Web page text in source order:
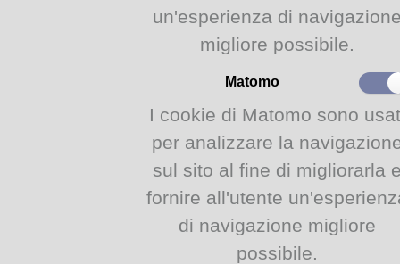
non
dell'adulto
Per questioni di spazio sarà
accompagnatore per minore.
Iniziativa inserita all'interno
del Comune di Parma.
info:
Civica Junior, Vicolo
tel. 0521.031011
mail:
Ingresso su
un'esperienza di
migliore possibile.
Matomo
I cookie di Matomo sono
per analizzare la
sul sito al fine di migliorarla
fornire all'utente
di navigazione migliore
possibile.